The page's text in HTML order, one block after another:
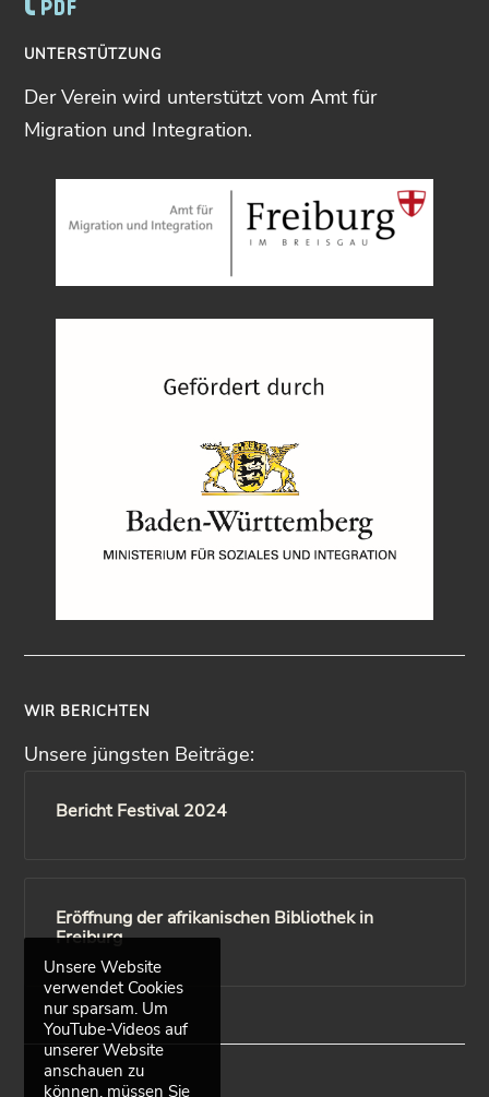
UNTERSTÜTZUNG
Der Verein wird unterstützt vom Amt für
Migration und Integration.
WIR BERICHTEN
Unsere jüngsten Beiträge:
Bericht Festival 2024
Eröffnung der afrikanischen Bibliothek in
Freiburg
Unsere Website
verwendet Cookies
nur sparsam. Um
YouTube-Videos auf
unserer Website
anschauen zu
können, müssen Sie